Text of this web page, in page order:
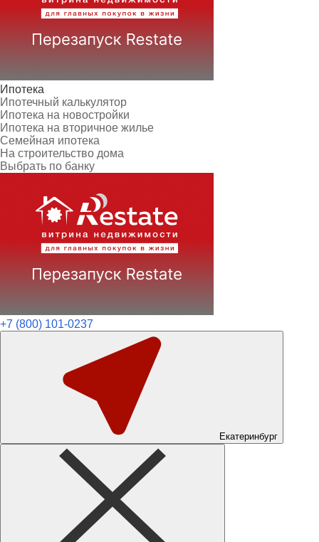
Ипотека
Ипотечный калькулятор
Ипотека на новостройки
Ипотека на вторичное жилье
Семейная ипотека
На строительство дома
Выбрать по банку
+7 (800) 101-0237
Екатеринбург